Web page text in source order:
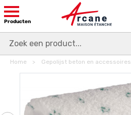
Producten
Home Gepolijst beton en accessoires